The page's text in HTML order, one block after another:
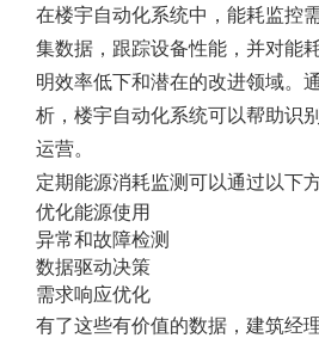
在楼宇自动化系统中，能耗监控
集数据，跟踪设备性能，并对能
明效率低下和潜在的改进领域。
析，楼宇自动化系统可以帮助识
运营。
定期能源消耗监测可以通过以下
优化能源使用
异常和故障检测
数据驱动决策
需求响应优化
有了这些有价值的数据，建筑经